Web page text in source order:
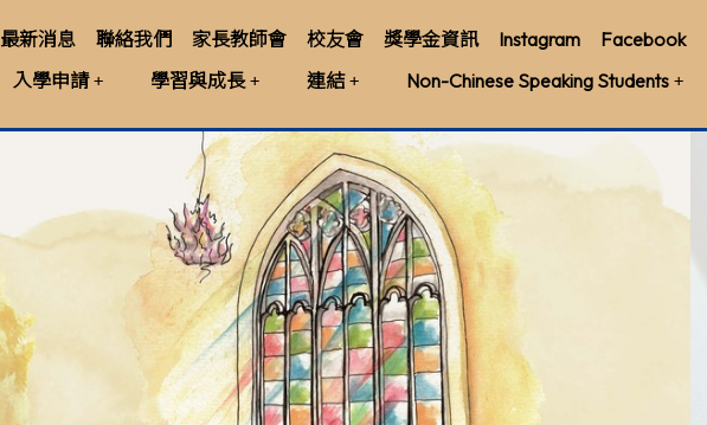
最新消息 聯絡我們 家長教師會 校友會 獎學金資訊 Instagram
Facebook
入學申請 學習與成長 連結 Non-Chinese Speaking Students